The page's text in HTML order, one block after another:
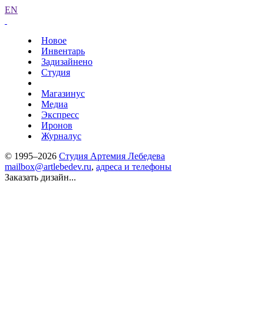
EN
Новое
Инвентарь
Задизайнено
Студия
Магазинус
Медиа
Экспресс
Иронов
Журналус
© 1995–2026 Студия Артемия Лебедева
mailbox@artlebedev.ru, адреса и телефоны
Заказать дизайн...